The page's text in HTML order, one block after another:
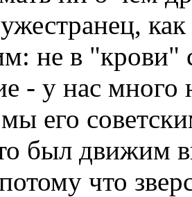
не в "крови"
- у нас
его
был движим
что